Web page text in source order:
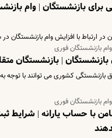
با افزایش وام بازنشستگان در سال ۱۴۰۳
بازنشستگان فوری
| بازنشستگان
کشوری می توانند با توجه
بازنشستگان فوری